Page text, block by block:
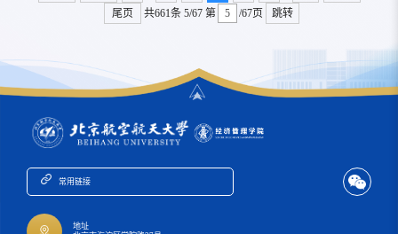
尾页
共661条 5/67 第 /67页 跳转
常用链接
地址